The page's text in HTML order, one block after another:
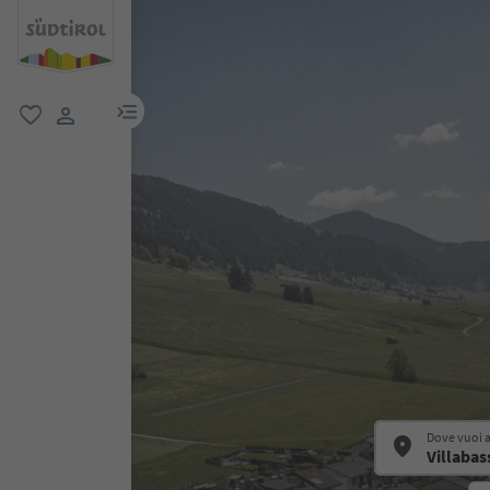
menu link
Dove vuoi